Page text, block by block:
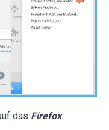
das Firefox